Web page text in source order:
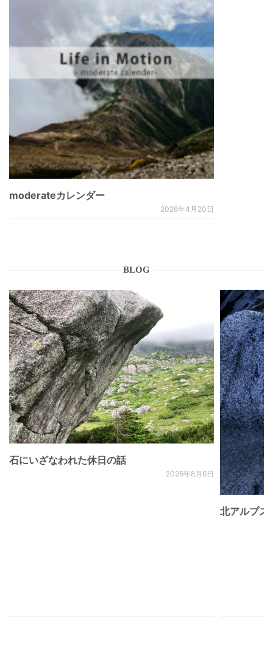
moderateカレンダー
2026年4月20日
BLOG
石にいざなわれた休日の話
2026年8月6日
北アルプ